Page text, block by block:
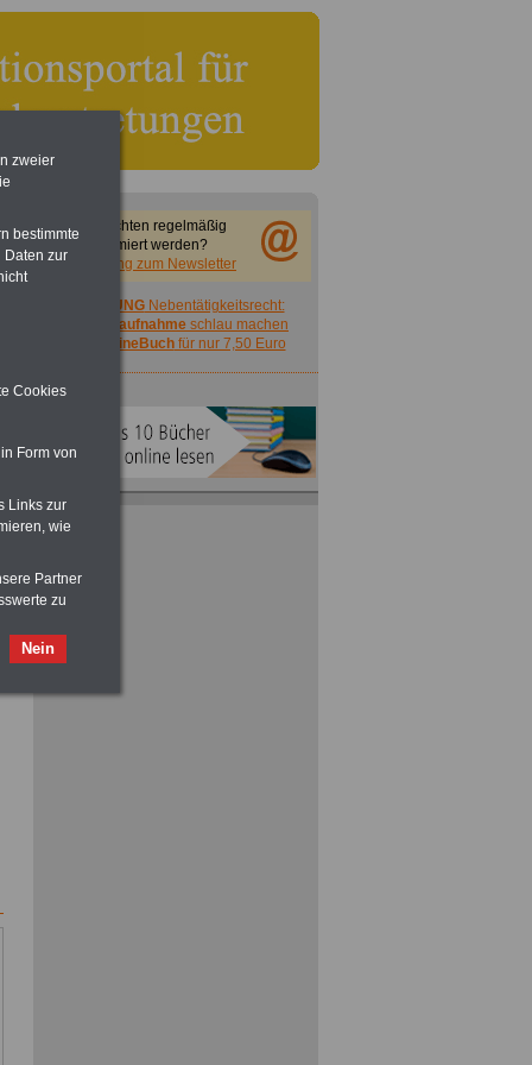
Sie möchten regelmäßig
informiert werden?
Anmeldung zum Newsletter
ACHTUNGNebentätigkeitsrecht:
vor Jobaufnahme schlau machen
OnlineBuchfür nur 7,50 Euro
zweier
bestimmte
Daten zur
Cookies
Form von
Links zur
wie
Partner
zu
Nein